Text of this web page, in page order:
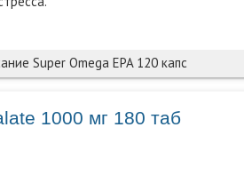
Super Omega EPA 120 капс
1000 мг 180 таб